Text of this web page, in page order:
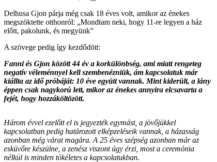
Delhusa Gjon párja még csak 18 éves volt, amikor az énekes
megszöktette otthonról: „Mondtam neki, hogy 11-re legyen a ház
előtt, pakolunk, és megyünk”
A szövege pedig így kezdődött:
Fanni és Gjon között 44 év a korkülönbség, ami miatt rengeteg
negatív véleménnyel kell szembenézniük, ám kapcsolatuk már
kiállta az idő próbáját: 10 éve együtt vannak. Mint kiderült, a lány
éppen csak nagykorú lett, mikor az énekes annyira elcsavarta a
fejét, hogy hozzáköltözött.
Három évvel ezelőtt el is jegyezték egymást, a jövőjükkel
kapcsolatban pedig határozott elképzeléseik vannak, a házasság
azonban még várat magára. A 25 éves szépség azonban már az
esküvőre készülne, a zenész viszont úgy érzi, most a ceremónia
nélkül is minden tökéletes a kapcsolatukban.